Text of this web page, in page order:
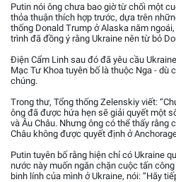
Putin nói ông chưa bao giờ từ chối một
thỏa thuận thích hợp trước, dựa trên
thống Donald Trump ở Alaska năm
trình đã đồng ý rằng Ukraine nên từ bỏ
Điện Cẩm Linh sau đó đã yêu cầu
Mạc Tư Khoa tuyên bố là thuộc Nga -
chúng.
Trong thư, Tổng thống Zelenskiy viết:
ông đã được hứa hẹn sẽ giải quyết một
và Âu Châu. Nhưng ông có thể thấy rằng
Châu không được quyết định ở
Putin tuyên bố rằng hiện chỉ có Ukraine
nước này muốn ngăn chặn cuộc tấn
binh lính của mình ở Ukraine, nói: “Hãy